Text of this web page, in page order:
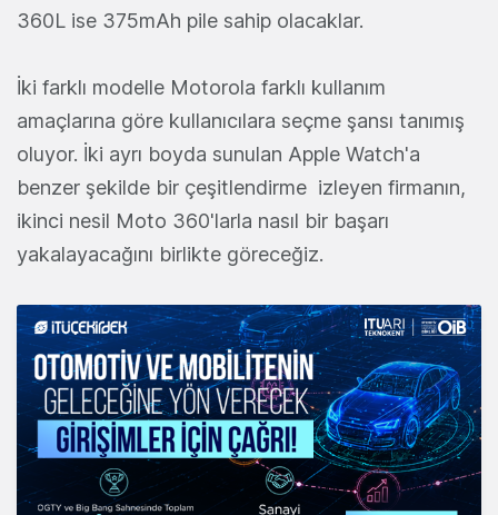
360L ise 375mAh pile sahip olacaklar.
İki farklı modelle Motorola farklı kullanım
amaçlarına göre kullanıcılara seçme şansı tanımış
oluyor. İki ayrı boyda sunulan Apple Watch'a
benzer şekilde bir çeşitlendirme izleyen firmanın,
ikinci nesil Moto 360'larla nasıl bir başarı
yakalayacağını birlikte göreceğiz.